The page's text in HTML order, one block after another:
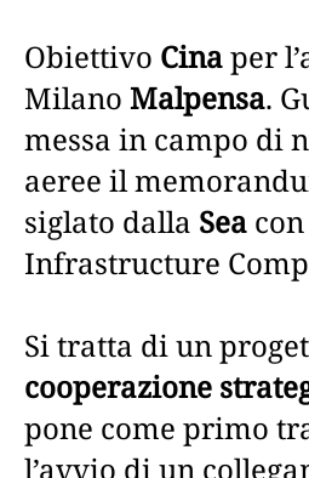
Obiettivo Cinaper
Milano Malpensa.
messa in campo di
aeree il
siglato dalla Sea con
Infrastructure
Si tratta di un
cooperazione
pone come primo
l’avvio di un